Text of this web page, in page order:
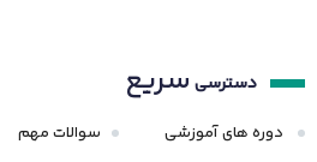
دسترسی سریع
دوره های آموزشی سوالات مهم